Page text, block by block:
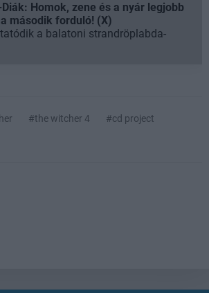
Homok, zene és a nyár legjobb
második forduló! (X)
a balatoni strandröplabda-
#the witcher 4
#cd project